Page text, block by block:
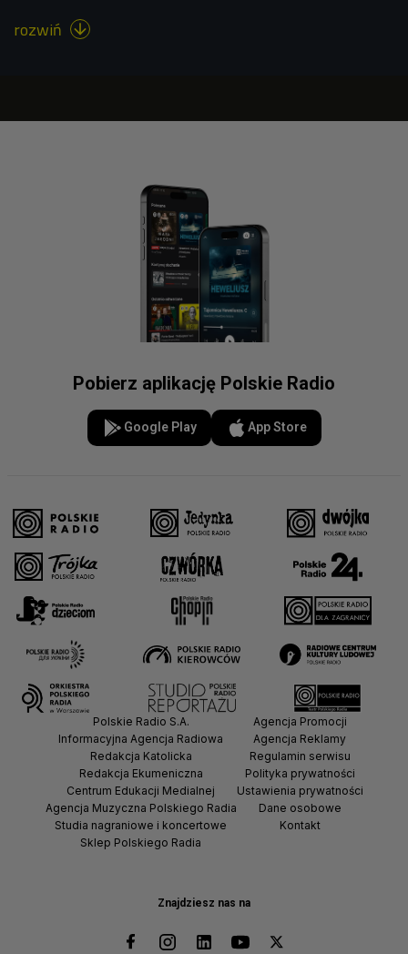
rozwiń 
Pobierz aplikację Polskie Radio
Google Play App Store
Znajdziesz nas na
Polskie Radio S.A.
Informacyjna Agencja Radiowa
Redakcja Katolicka
Redakcja Ekumeniczna
Centrum Edukacji Medialnej
Agencja Muzyczna Polskiego Radia
Studia nagraniowe i koncertowe
Sklep Polskiego Radia
Agencja Promocji
Agencja Reklamy
Regulamin serwisu
Polityka prywatności
Ustawienia prywatności
Dane osobowe
Kontakt